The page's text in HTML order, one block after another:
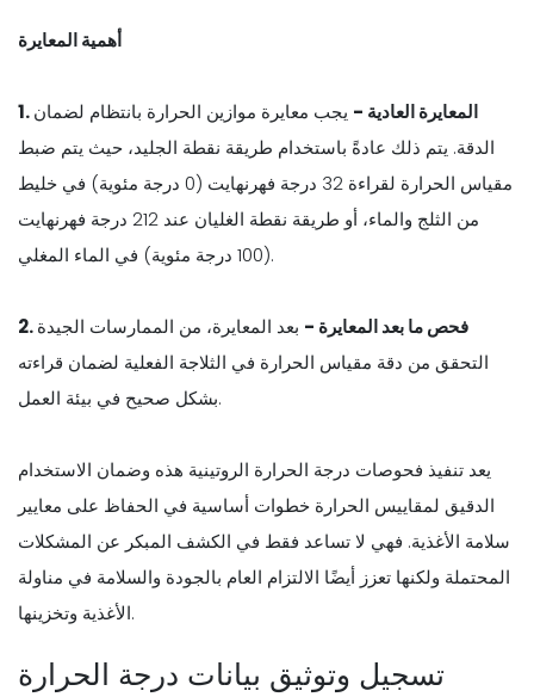
أهمية المعايرة
1. المعايرة العادية - يجب معايرة موازين الحرارة بانتظام لضمان
الدقة. يتم ذلك عادةً باستخدام طريقة نقطة الجليد، حيث يتم ضبط
مقياس الحرارة لقراءة 32 درجة فهرنهايت (0 درجة مئوية) في خليط
من الثلج والماء، أو طريقة نقطة الغليان عند 212 درجة فهرنهايت
(100 درجة مئوية) في الماء المغلي.
2. فحص ما بعد المعايرة - بعد المعايرة، من الممارسات الجيدة
التحقق من دقة مقياس الحرارة في الثلاجة الفعلية لضمان قراءته
بشكل صحيح في بيئة العمل.
يعد تنفيذ فحوصات درجة الحرارة الروتينية هذه وضمان الاستخدام
الدقيق لمقاييس الحرارة خطوات أساسية في الحفاظ على معايير
سلامة الأغذية. فهي لا تساعد فقط في الكشف المبكر عن المشكلات
المحتملة ولكنها تعزز أيضًا الالتزام العام بالجودة والسلامة في مناولة
الأغذية وتخزينها.
تسجيل وتوثيق بيانات درجة الحرارة